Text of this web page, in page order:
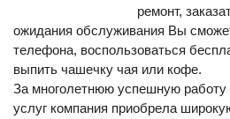
ремонт,
ожидания обслуживания Вы
телефона, воспользоваться
выпить чашечку чая или кофе.
За многолетнюю успешную работу
услуг компания приобрела